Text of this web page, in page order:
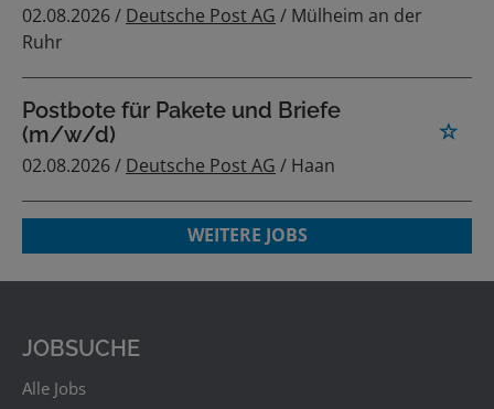
02.08.2026 / Deutsche Post AG / Mülheim an der
Ruhr
Postbote für Pakete und Briefe
(m/w/d)
02.08.2026 / Deutsche Post AG / Haan
WEITERE JOBS
JOBSUCHE
Alle Jobs